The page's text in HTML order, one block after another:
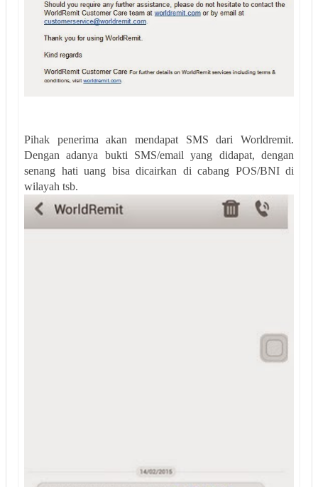
Pihak penerima akan mendapat SMS dari Worldremit.
Dengan adanya bukti SMS/email yang didapat, dengan
senang hati uang bisa dicairkan di cabang POS/BNI di
wilayah tsb.